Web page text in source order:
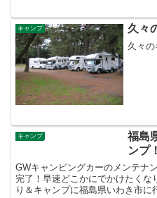
ッセー
しっか
キャンプ 久々
久々
キャンプ
福島
ンプ
GWキャンピングカーのメンテナ
完了！早速どこかにでかけたくな
り＆キャンプに福島県いわき市